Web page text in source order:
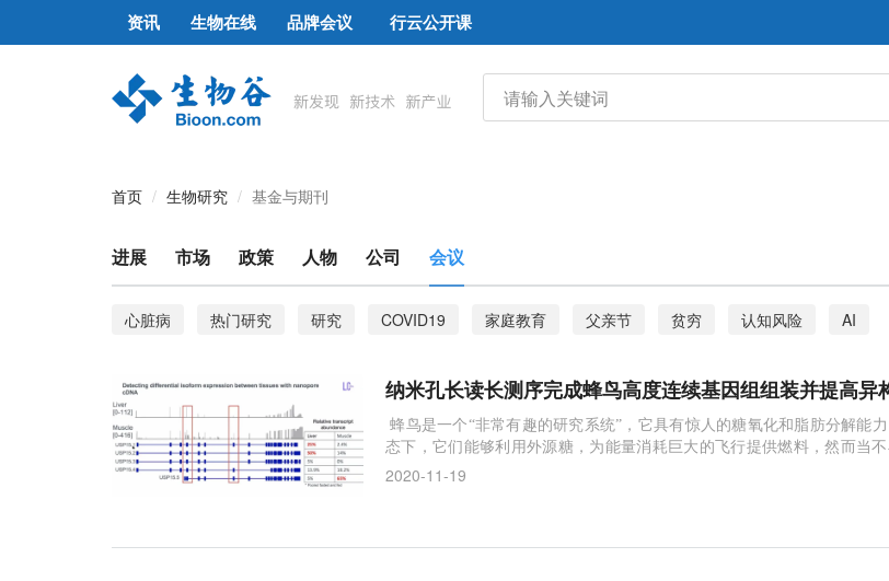
资讯 生物在线 品牌会议 行云公开课
首页 生物研究 基金与期刊
进展 市场 政策 人物 公司 会议
心脏病 热门研究 研究 COVID19 家庭教育 父亲节 贫穷 认知风险
AI
血液测试
纳米孔
纳米孔长读长测序完成蜂鸟高度连续基因组组装并提高异
蜂鸟是一个“非常有趣的研究系统”，它具有惊人的糖氧化和脂肪分解能
态下，它们能够利用外源糖，为能量消耗巨大的飞行提供燃料，然而当不
它们完全依靠内源性脂肪储备来为悬停飞行提供燃料，这些糖可以在30分
2020-11-19